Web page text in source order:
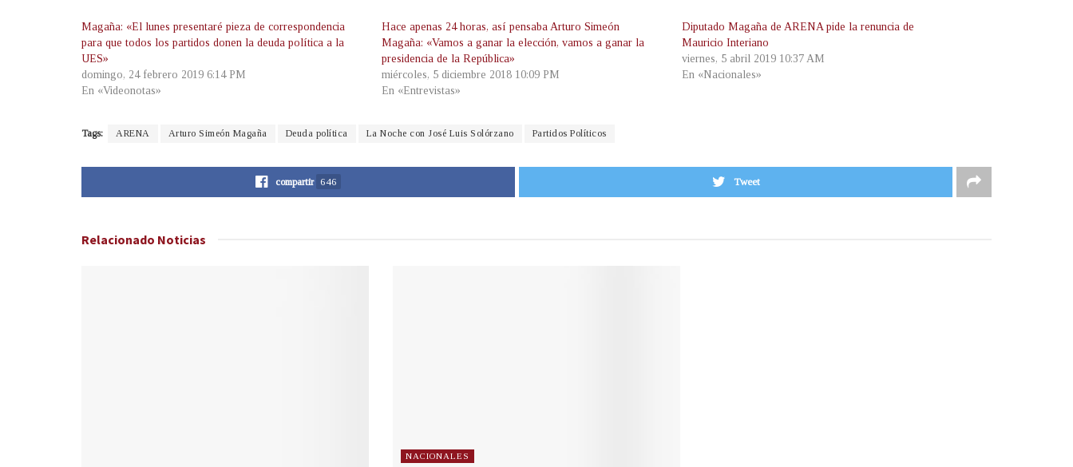
Magaña: «El lunes presentaré pieza de correspondencia
para que todos los partidos donen la deuda política a la
UES»
domingo, 24 febrero 2019 6:14 PM
En «Videonotas»
Hace apenas 24 horas, así pensaba Arturo Simeón
Magaña: «Vamos a ganar la elección, vamos a ganar la
presidencia de la República»
miércoles, 5 diciembre 2018 10:09 PM
En «Entrevistas»
Diputado Magaña de ARENA pide la renuncia de
Mauricio Interiano
viernes, 5 abril 2019 10:37 AM
En «Nacionales»
Tags: ARENA Arturo Simeón Magaña Deuda política La Noche con José Luis Solórzano Partidos Políticos
compartir 646 Tweet
Relacionado Noticias
NACIONALES